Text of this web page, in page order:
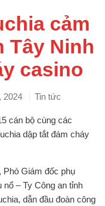
cảm
Tây Ninh
casino
2024 Tin tức
cán bộ cùng các
dập tắt đám cháy
Phó Giám đốc phụ
– Ty Công an tỉnh
dẫn đầu đoàn công